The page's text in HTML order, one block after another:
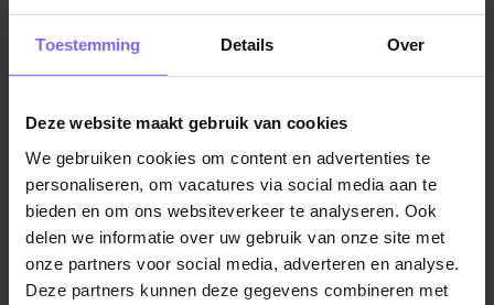
Toestemming Details Over
Deze website maakt gebruik van cookies
We gebruiken cookies om content en advertenties te
personaliseren, om vacatures via social media aan te
bieden en om ons websiteverkeer te analyseren. Ook
delen we informatie over uw gebruik van onze site met
onze partners voor social media, adverteren en analyse.
Deze partners kunnen deze gegevens combineren met
Je salaris wordt bepaald aan de hand van de CAO
Verzorgende IG, FWG 40 (€2.881,14 bruto per
maand bij 36 uur. Verpeegkundige, FWG 45
€3.212,50 bruto per maand bij 36 uur.Bovenop je
uurloon ontvang je op verschillende werkdagen-
en tijden onregelmatigheidstoeslag.
Al werkzaam binnen Meander? Dan behoud je
jouw huidige uurloon.
Vacatures Zorg in Limburg |Vacatures in de ouderenzorg
Vergelijkbare vacatures
Zorghulp - Heiveld
MeanderGroep